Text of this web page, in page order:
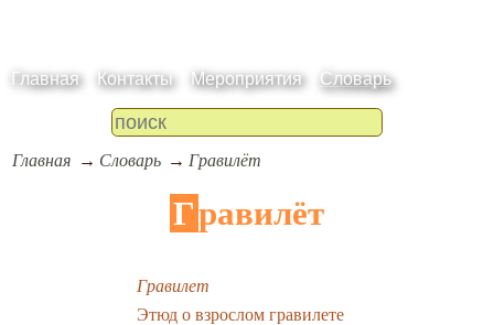
Главная Контакты Мероприятия Словарь
Главная Словарь Гравилёт
Гравилёт
Гравилет
Этюд о взрослом гравилете